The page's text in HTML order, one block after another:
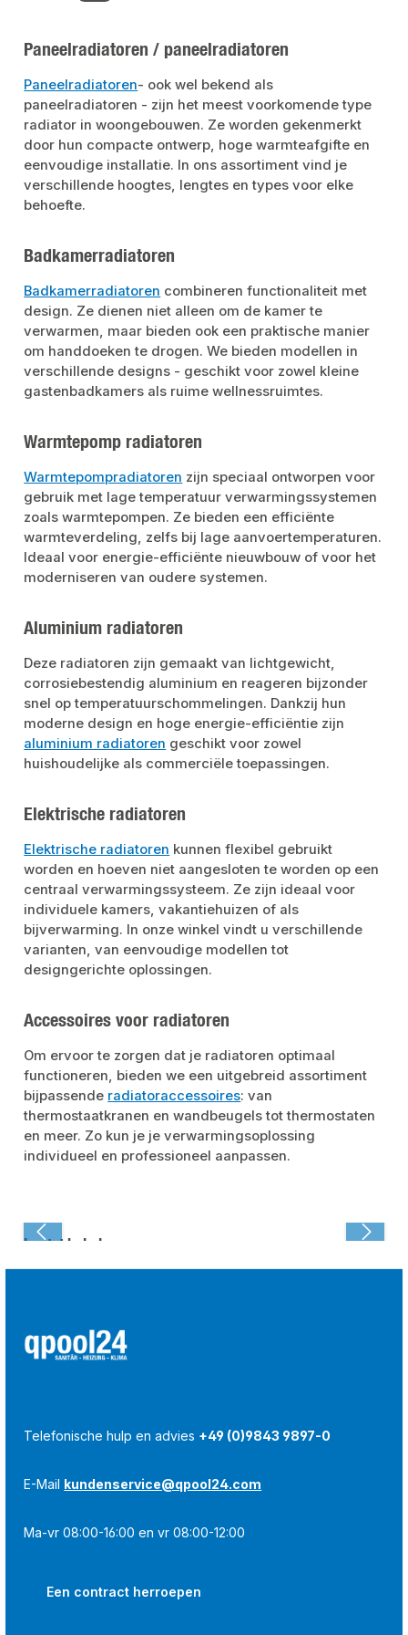
ISO 228.Het Compact M Flex ventielHet Compact M Flex ventiel is een
volgens de hoogste kwaliteitsnormen is vervaardigd. Gebaseerd op de
beproefde 6-sleeve technologie, heeft de Purmo Valve Compact M Flex een
centraal geplaatste geïntegreerde ventielset waarmee u het ventiel van rechts
naar links kunt verwisselen. De middenaansluiting biedt maximale
flexibiliteit bij de planning en installatie in relatie tot de gewenste afmetingen
van de radiator. Verkrijgbaar in de standaardkleur RAL 9016, andere kleuren
zijn op aanvraag leverbaar.
Paneelradiatoren / paneelradiatoren
Paneelradiatoren- ook wel bekend als
paneelradiatoren - zijn het meest voorkomende type
radiator in woongebouwen. Ze worden gekenmerkt
door hun compacte ontwerp, hoge warmteafgifte en
eenvoudige installatie. In ons assortiment vind je
verschillende hoogtes, lengtes en types voor elke
behoefte.
Badkamerradiatoren
Badkamerradiatoren combineren functionaliteit met
design. Ze dienen niet alleen om de kamer te
verwarmen, maar bieden ook een praktische manier
om handdoeken te drogen. We bieden modellen in
verschillende designs - geschikt voor zowel kleine
gastenbadkamers als ruime wellnessruimtes.
Warmtepomp radiatoren
Warmtepompradiatoren zijn speciaal ontworpen voor
gebruik met lage temperatuur verwarmingssystemen
zoals warmtepompen. Ze bieden een efficiënte
warmteverdeling, zelfs bij lage aanvoertemperaturen.
Ideaal voor energie-efficiënte nieuwbouw of voor het
moderniseren van oudere systemen.
Aluminium radiatoren
Deze radiatoren zijn gemaakt van lichtgewicht,
corrosiebestendig aluminium en reageren bijzonder
snel op temperatuurschommelingen. Dankzij hun
moderne design en hoge energie-efficiëntie zijn
aluminium radiatoren geschikt voor zowel
huishoudelijke als commerciële toepassingen.
Elektrische radiatoren
Elektrische radiatoren kunnen flexibel gebruikt
worden en hoeven niet aangesloten te worden op een
centraal verwarmingssysteem. Ze zijn ideaal voor
individuele kamers, vakantiehuizen of als
bijverwarming. In onze winkel vindt u verschillende
varianten, van eenvoudige modellen tot
designgerichte oplossingen.
Accessoires voor radiatoren
Om ervoor te zorgen dat je radiatoren optimaal
functioneren, bieden we een uitgebreid assortiment
bijpassende radiatoraccessoires: van
thermostaatkranen en wandbeugels tot thermostaten
en meer. Zo kun je je verwarmingsoplossing
individueel en professioneel aanpassen.
Laatst bekeken:
Telefonische hulp en advies +49 (0)9843 9897-0
E-Mail kundenservice@qpool24.com
Ma-vr 08:00-16:00 en vr 08:00-12:00
Een contract herroepen